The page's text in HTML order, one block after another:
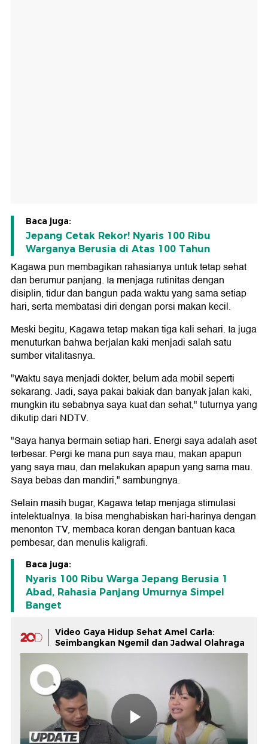
Baca juga:
Jepang Cetak Rekor! Nyaris 100 Ribu
Warganya Berusia di Atas 100 Tahun
Kagawa pun membagikan rahasianya untuk tetap sehat
dan berumur panjang. Ia menjaga rutinitas dengan
disiplin, tidur dan bangun pada waktu yang sama setiap
hari, serta membatasi diri dengan porsi makan kecil.
Meski begitu, Kagawa tetap makan tiga kali sehari. Ia juga
menuturkan bahwa berjalan kaki menjadi salah satu
sumber vitalitasnya.
"Waktu saya menjadi dokter, belum ada mobil seperti
sekarang. Jadi, saya pakai bakiak dan banyak jalan kaki,
mungkin itu sebabnya saya kuat dan sehat," tuturnya yang
dikutip dari NDTV.
"Saya hanya bermain setiap hari. Energi saya adalah aset
terbesar. Pergi ke mana pun saya mau, makan apapun
yang saya mau, dan melakukan apapun yang sama mau.
Saya bebas dan mandiri," sambungnya.
Selain masih bugar, Kagawa tetap menjaga stimulasi
intelektualnya. Ia bisa menghabiskan hari-harinya dengan
menonton TV, membaca koran dengan bantuan kaca
pembesar, dan menulis kaligrafi.
Baca juga:
Nyaris 100 Ribu Warga Jepang Berusia 1
Abad, Rahasia Panjang Umurnya Simpel
Banget
Video Gaya Hidup Sehat Amel Carla:
Seimbangkan Ngemil dan Jadwal Olahraga